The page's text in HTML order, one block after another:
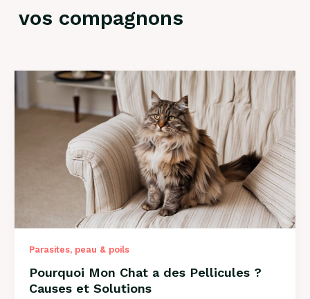
vos compagnons
Parasites, peau & poils
Pourquoi Mon Chat a des Pellicules ?
Causes et Solutions